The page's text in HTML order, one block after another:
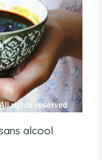
alcool